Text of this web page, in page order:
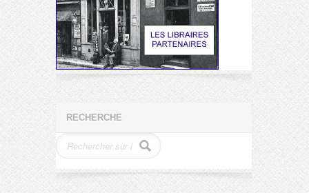
RECHERCHE